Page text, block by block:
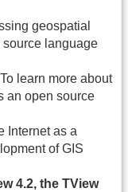
geospatial
language
learn more about
an open source
Internet as a
of GIS
4.2, the TView